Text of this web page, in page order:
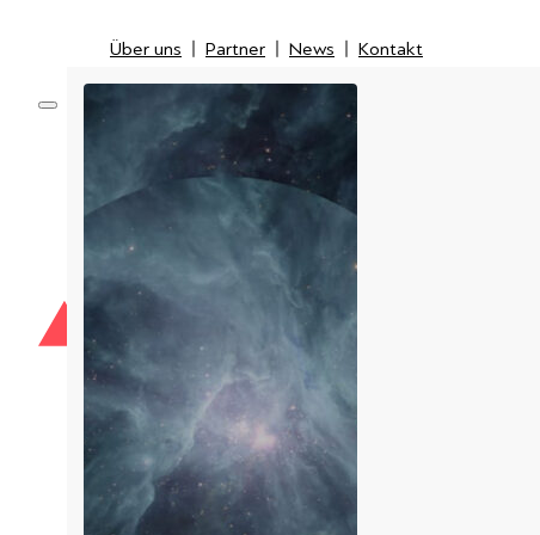
Über uns Partner News Kontakt
Über uns
News
Kontakt
Optical
Network
Mobile
Inspection & Fiber